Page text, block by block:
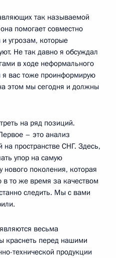
так называемой
помогает совместно
угрозам, которые
Не так давно я обсуждал
в ходе неформального
я вас тоже проинформирую
этом мы сегодня и должны
на ряд позиций.
– это анализ
пространстве СНГ. Здесь,
упор на самую
нового поколения, которая
в то же время за качеством
следить. Мы с вами
весьма
краснеть перед нашими
технической продукции